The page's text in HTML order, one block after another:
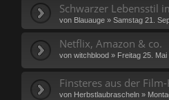
Schwarzer Lebensstil
von Blauauge » Samstag 21.
Netflix, Amazon & co.
von witchblood » Freitag 25.
Finsteres aus der Film-
von Herbstlaubrascheln »